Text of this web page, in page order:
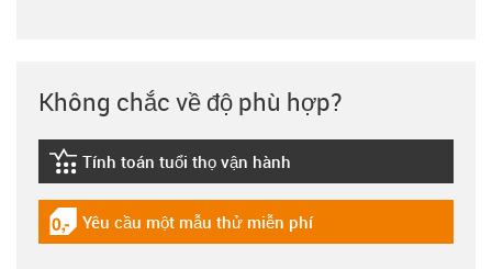
Không chắc về độ phù hợp?
igus-icon-lebensdauerrechner
Tính toán tuổi thọ vận hành
igus-icon-gratismuster
Yêu cầu một mẫu thử miễn phí